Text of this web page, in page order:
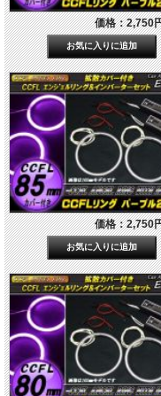
価格：2,750
価格：2,750